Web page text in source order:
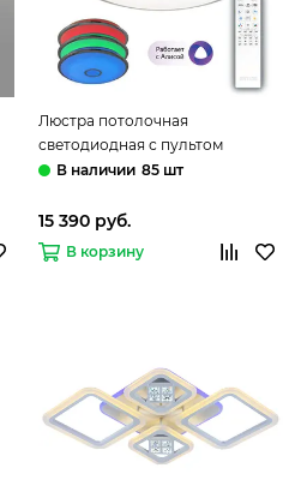
Люстра потолочная
светодиодная с пультом
CL703A80G хром Старлайт
85 шт
15 390 руб.
В корзину